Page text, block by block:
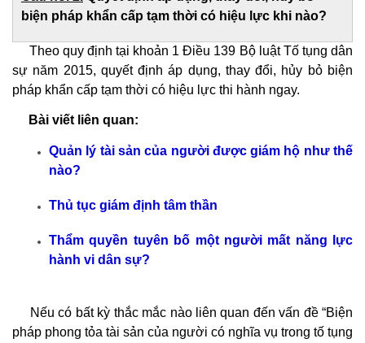
biện pháp khẩn cấp tạm thời có hiệu lực khi nào?
Theo quy định tại khoản 1 Điều 139 Bộ luật Tố tụng dân
sự năm 2015, quyết định áp dụng, thay đổi, hủy bỏ biện
pháp khẩn cấp tạm thời có hiệu lực thi hành ngay.
Bài viết liên quan:
Quản lý tài sản của người được giám hộ như thế
nào?
Thủ tục giám định tâm thần
Thẩm quyền tuyên bố một người mất năng lực
hành vi dân sự?
Nếu có bất kỳ thắc mắc nào liên quan đến vấn đề “Biện
pháp phong tỏa tài sản của người có nghĩa vụ trong tố tụng